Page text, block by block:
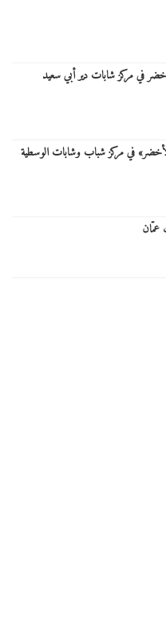
في مركز شابات دير أبي سعيد
في مركز شباب وشابات الوسطية
عمّان